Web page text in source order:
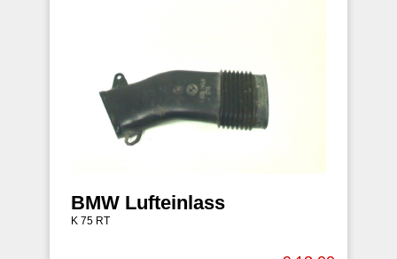
BMW Lufteinlass
K 75 RT